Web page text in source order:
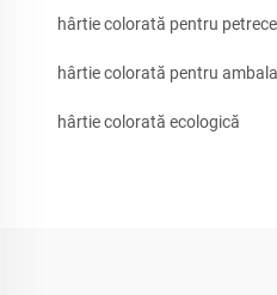
hârtie colorată pentru
hârtie colorată pentru
hârtie colorată ecologică